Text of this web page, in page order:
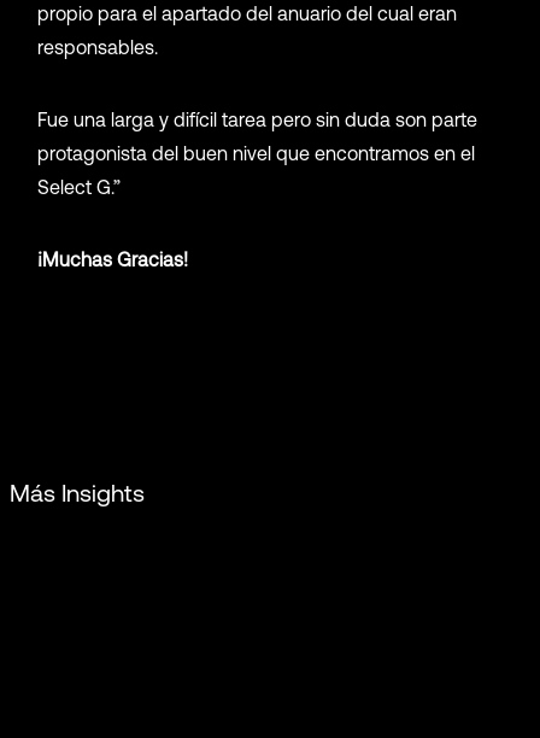
propio para el apartado del anuario del cual eran
responsables.
Fue una larga y difícil tarea pero sin duda son parte
protagonista del buen nivel que encontramos en el
Select G.”
¡Muchas Gracias!
Más Insights